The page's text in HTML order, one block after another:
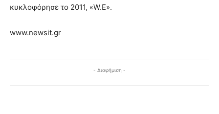
κυκλοφόρησε το 2011, «W.E».
www.newsit.gr
- Διαφήμιση -